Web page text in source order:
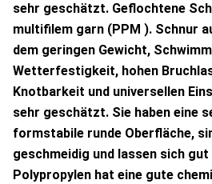
sehr geschätzt. Geflochtene
multifilem garn (PPM ). Schnur
dem geringen Gewicht,
Wetterfestigkeit, hohen
Knotbarkeit und universellen
sehr geschätzt. Sie haben eine
formstabile runde Oberfläche,
geschmeidig und lassen sich
Polypropylen hat eine gute